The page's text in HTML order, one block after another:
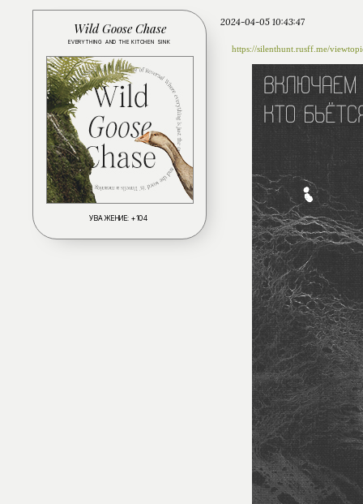
2024-04-05 10:43:47
Wild Goose Chase
EVERYTHING AND THE KITCHEN SINK
УВАЖЕНИЕ: +104
https://silenthunt.rusff.me/